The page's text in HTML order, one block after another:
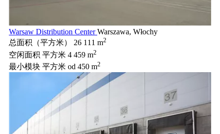
Warsaw Distribution CenterWarszawa, Włochy
总面积（平方米）
26 111 m2
空闲面积 平方米 4 459 m2
最小模块 平方米 od 450 m2